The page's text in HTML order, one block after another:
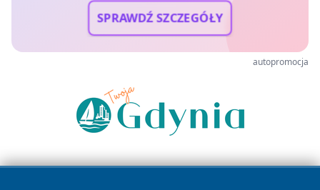
SPRAWDŹ SZCZEGÓŁY
autopromocja